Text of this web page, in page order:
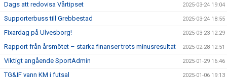
Dags att redovisa Vårtipset 2025-03-24 19:04
Supporterbuss till Grebbestad 2025-03-24 18:55
Fixardag på Ulvesborg! 2025-03-23 12:29
Rapport från årsmötet – starka finanser trots minusresultat 2025-02-28 12:51
Viktigt angående SportAdmin 2025-01-29 16:46
TG&IF vann KM i futsal 2025-01-06 19:13